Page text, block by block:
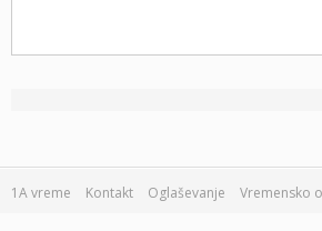
1A vreme Kontakt Oglaševanje Vremensko